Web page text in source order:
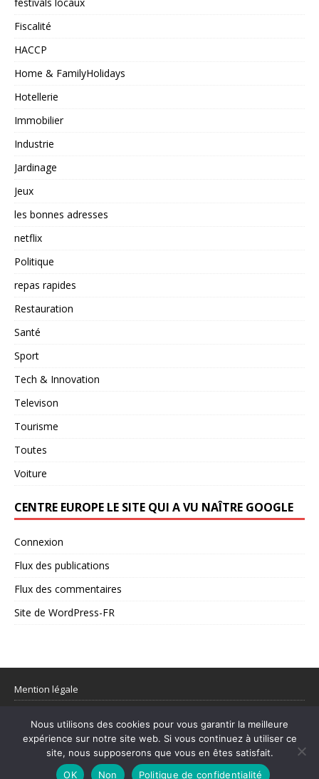
Fiscalité
HACCP
Home & FamilyHolidays
Hotellerie
Immobilier
Industrie
Jardinage
Jeux
les bonnes adresses
netflix
Politique
repas rapides
Restauration
Santé
Sport
Tech & Innovation
Televison
Tourisme
Toutes
Voiture
CENTRE EUROPE LE SITE QUI A VU NAÎTRE GOOGLE
Connexion
Flux des publications
Flux des commentaires
Site de WordPress-FR
Mention légale
© 1998–2026 Centre Europe Actu – L’actualité utile et les sujets qui
comptent.
Nous utilisons des cookies pour vous garantir la meilleure
expérience sur notre site web. Si vous continuez à utiliser ce
site, nous supposerons que vous en êtes satisfait.
OK
Non Politique de confidentialité